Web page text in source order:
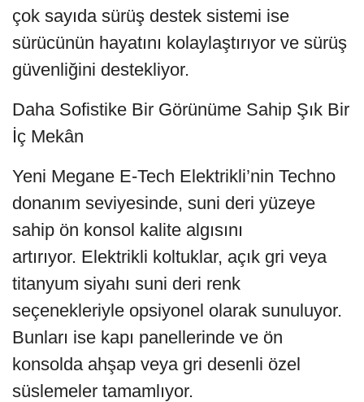
çok sayıda sürüş destek sistemi ise
sürücünün hayatını kolaylaştırıyor ve sürüş
güvenliğini destekliyor.
Daha Sofistike Bir Görünüme Sahip Şık Bir
İç Mekân
Yeni Megane E-Tech Elektrikli’nin Techno
donanım seviyesinde, suni deri yüzeye
sahip ön konsol kalite algısını
artırıyor. Elektrikli koltuklar, açık gri veya
titanyum siyahı suni deri renk
seçenekleriyle opsiyonel olarak sunuluyor.
Bunları ise kapı panellerinde ve ön
konsolda ahşap veya gri desenli özel
süslemeler tamamlıyor.